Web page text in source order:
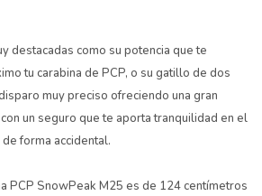
destacadas como su potencia que te
tu carabina de PCP, o su gatillo de dos
muy preciso ofreciendo una gran
un seguro que te aporta tranquilidad en el
forma accidental.
PCP SnowPeak M25 es de 124 centímetros